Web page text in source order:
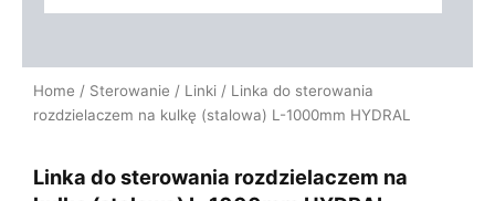
Home / Sterowanie / Linki / Linka do sterowania
rozdzielaczem na kulkę (stalowa) L-1000mm HYDRAL
Linka do sterowania rozdzielaczem na